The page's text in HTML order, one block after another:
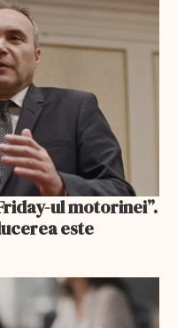
ul motorinei”.
este